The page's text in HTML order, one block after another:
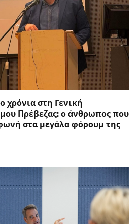
χρόνια στη Γενική
Πρέβεζας: ο άνθρωπος που
στα μεγάλα φόρουμ της